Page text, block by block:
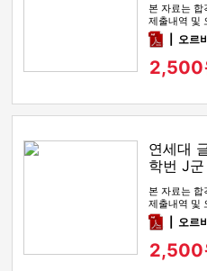
본 자료는 합
제출내역 및
WOT 분석이
pdf오르
2,500
연세대
학번 J군
본 자료는 합
제출내역 및
WOT 분석이
pdf오르
2,500